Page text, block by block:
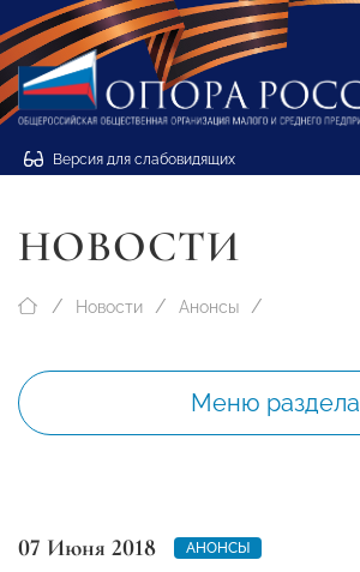
Версия для слабовидящих
НОВОСТИ
Новости Анонсы
Меню раздела
07 Июня 2018 АНОНСЫ